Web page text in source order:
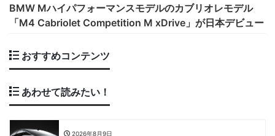
BMW Mハイパフォーマンスモデルのカブリオレモデル
「M4 Cabriolet Competition M xDrive」が日本デビュー
おすすめコンテンツ
あわせて読みたい！
2026年8月9日